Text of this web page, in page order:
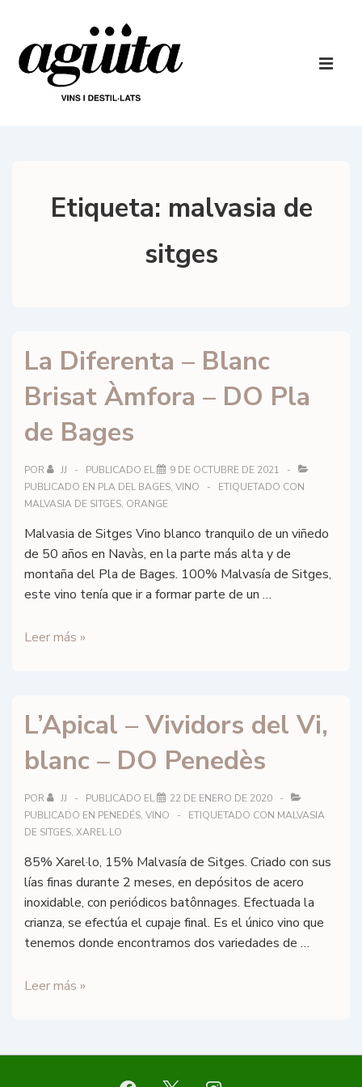
contenido
principal
Etiqueta: malvasia de
sitges
La Diferenta – Blanc
Brisat Àmfora – DO Pla
de Bages
POR JJ PUBLICADO EL
9 DE OCTUBRE DE 2021
PUBLICADO EN PLA DEL BAGES, VINO
ETIQUETADO CON
MALVASIA DE SITGES, ORANGE
Malvasia de Sitges Vino blanco tranquilo de un viñedo
de 50 años en Navàs, en la parte más alta y de
montaña del Pla de Bages. 100% Malvasía de Sitges,
este vino tenía que ir a formar parte de un …
La
Brisat
Àmfora
–
Pla
de
Bages
Leer más »
L’Apical – Vividors del Vi,
blanc – DO Penedès
POR JJ PUBLICADO EL
22 DE ENERO DE 2020
PUBLICADO EN PENEDÉS, VINO ETIQUETADO CON MALVASIA
DE SITGES, XAREL·LO
85% Xarel·lo, 15% Malvasía de Sitges. Criado con sus
lías finas durante 2 meses, en depósitos de acero
inoxidable, con periódicos batônnages. Efectuada la
crianza, se efectúa el cupaje final. Es el único vino que
tenemos donde encontramos dos variedades de …
L’Apical
Leer más »